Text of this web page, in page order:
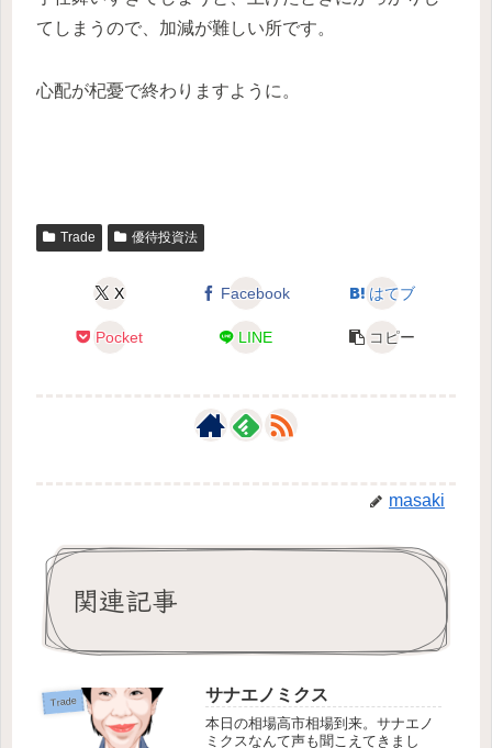
てしまうので、加減が難しい所です。
心配が杞憂で終わりますように。
Trade 優待投資法
X Facebook はてブ
Pocket LINE コピー
masaki
関連記事
Trade サナエノミクス
本日の相場高市相場到来。サナエノ
ミクスなんて声も聞こえてきまし